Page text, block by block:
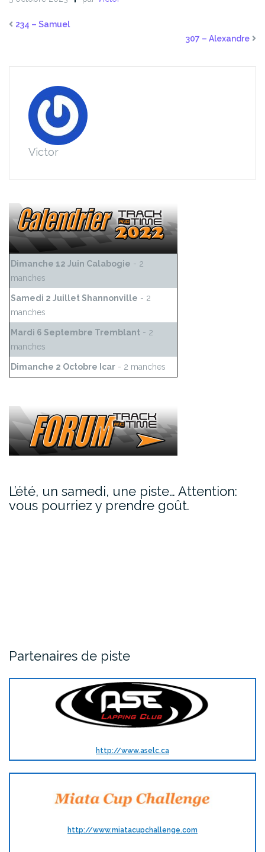
234 – Samuel
307 – Alexandre
Victor
Dimanche 12 Juin Calabogie - 2
manches
Samedi 2 Juillet Shannonville - 2
manches
Mardi 6 Septembre Tremblant - 2
manches
Dimanche 2 Octobre Icar - 2 manches
L’été, un samedi, une piste… Attention:
vous pourriez y prendre goût.
Partenaires de piste
http://www.aselc.ca
http://www.miatacupchallenge.com